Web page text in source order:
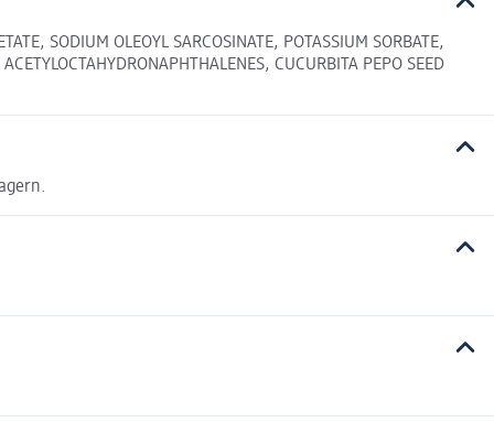
SODIUM OLEOYL SARCOSINATE, POTASSIUM SORBATE,
CUCURBITA PEPO SEED